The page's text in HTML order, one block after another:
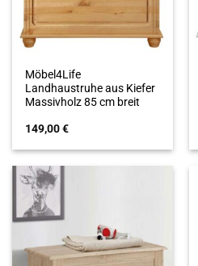
Möbel4Life
Landhaustruhe aus Kiefer
Massivholz 85 cm breit
149,00€